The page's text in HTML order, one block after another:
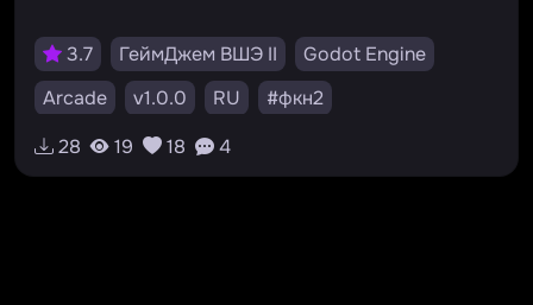
3.7 ГеймДжем ВШЭ II
Godot Engine
Arcade
v1.0.0 RU
#фкн2
28
19 18 4